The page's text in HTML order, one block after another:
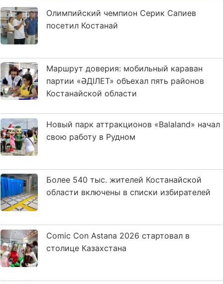
Олимпийский чемпион Серик Сапиев
посетил Костанай
Маршрут доверия: мобильный караван
партии «ӘДІЛЕТ» объехал пять районов
Костанайской области
Новый парк аттракционов «Balaland» начал
свою работу в Рудном
Более 540 тыс. жителей Костанайской
области включены в списки избирателей
Comic Con Astana 2026 стартовал в
столице Казахстана